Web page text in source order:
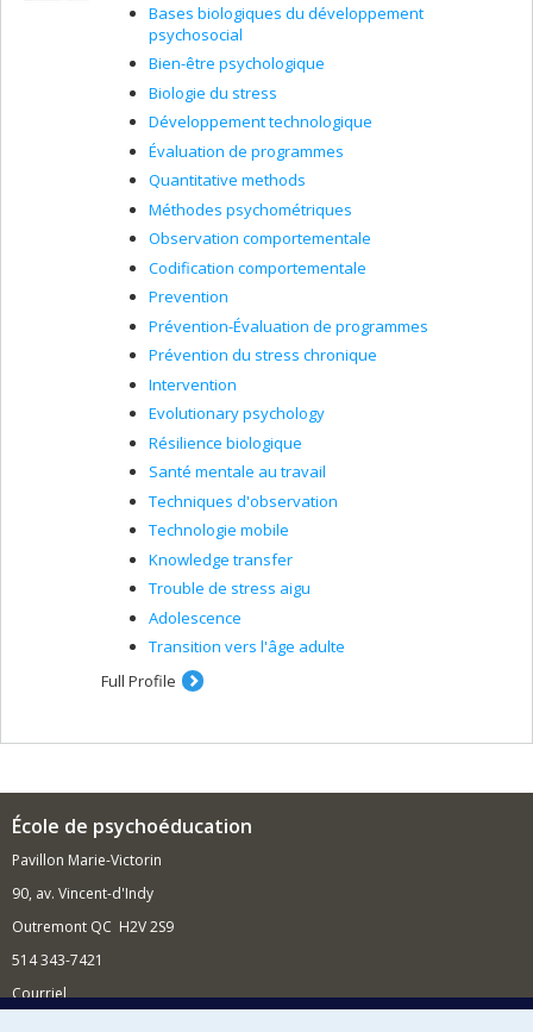
Bases biologiques du développement
psychosocial
Bien-être psychologique
Biologie du stress
Développement technologique
Évaluation de programmes
Quantitative methods
Méthodes psychométriques
Observation comportementale
Codification comportementale
Prevention
Prévention-Évaluation de programmes
Prévention du stress chronique
Intervention
Evolutionary psychology
Résilience biologique
Santé mentale au travail
Techniques d'observation
Technologie mobile
Knowledge transfer
Trouble de stress aigu
Adolescence
Transition vers l'âge adulte
Full Profile
École de psychoéducation
Pavillon Marie-Victorin
90, av. Vincent-d'Indy
Outremont QC H2V 2S9
514 343-7421
Courriel